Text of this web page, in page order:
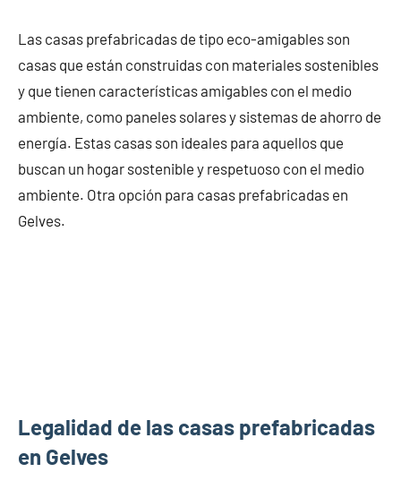
Las casas prefabricadas de tipo eco-amigables son
casas que están construidas con materiales sostenibles
y que tienen características amigables con el medio
ambiente, como paneles solares y sistemas de ahorro de
energía. Estas casas son ideales para aquellos que
buscan un hogar sostenible y respetuoso con el medio
ambiente. Otra opción para casas prefabricadas en
Gelves.
Legalidad de las casas prefabricadas
en Gelves